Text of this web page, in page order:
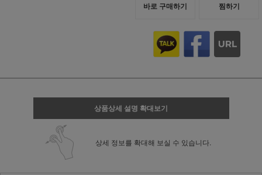
바로 구매하기 찜하기
상품상세 설명 확대보기
상세 정보를 확대해 보실 수 있습니다.